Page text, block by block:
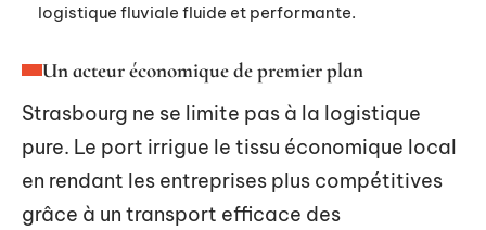
logistique fluviale fluide et performante.
Un acteur économique de premier plan
Strasbourg ne se limite pas à la logistique
pure. Le port irrigue le tissu économique local
en rendant les entreprises plus compétitives
grâce à un transport efficace des